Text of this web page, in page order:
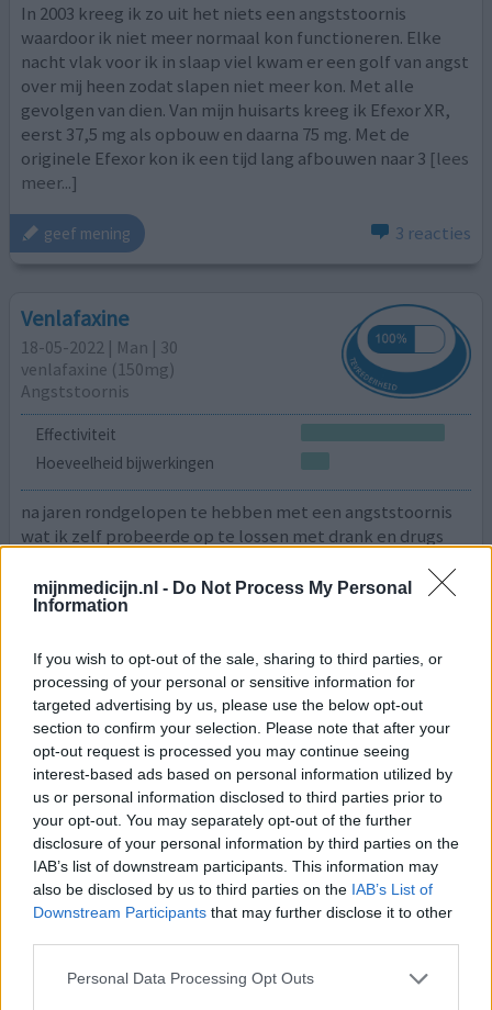
mijnmedicijn.nl - Do Not Process My Personal
Information
If you wish to opt-out of the sale, sharing to third parties, or
processing of your personal or sensitive information for
targeted advertising by us, please use the below opt-out
section to confirm your selection. Please note that after your
opt-out request is processed you may continue seeing
interest-based ads based on personal information utilized by
us or personal information disclosed to third parties prior to
your opt-out. You may separately opt-out of the further
disclosure of your personal information by third parties on the
IAB’s list of downstream participants. This information may
also be disclosed by us to third parties on the IAB’s List of
Downstream Participants that may further disclose it to other
Personal Data Processing Opt Outs
In 2003 kreeg ik zo uit het niets een angststoornis
waardoor ik niet meer normaal kon functioneren. Elke
nacht vlak voor ik in slaap viel kwam er een golf van angst
over mij heen zodat slapen niet meer kon. Met alle
gevolgen van dien. Van mijn huisarts kreeg ik Efexor XR,
eerst 37,5 mg als opbouw en daarna 75 mg. Met de
originele Efexor kon ik een tijd lang afbouwen naar 3 [lees
meer...]
geef mening 3 reacties
Venlafaxine
18-05-2022 | Man | 30
venlafaxine (150mg)
Angststoornis
Effectiviteit
Hoeveelheid bijwerkingen
na jaren rondgelopen te hebben met een angststoornis
wat ik zelf probeerde op te lossen met drank en drugs
liep ik een verslavingskliniek in en kwam ik achter de
omvang van mijn angsten. Toen werd de reden van mijn
(risperidon) wat totaal niet werkte overgestapt[lees
meer...]
geef mening 0 reacties
Venlafaxine
04-08-2021 | Vrouw | 36
venlafaxine (75mg)
Angststoornis